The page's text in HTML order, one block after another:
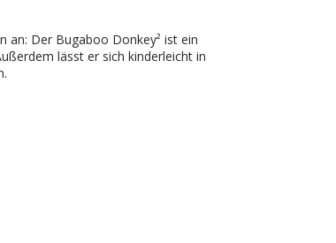
an: Der Bugaboo Donkey² ist ein
lässt er sich kinderleicht in